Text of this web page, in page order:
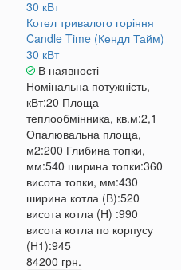
Котел тривалого горіння
Candle Time (Кендл Тайм)
30 кВт
В наявності
Номінальна потужність,
кВт:20 Площа
теплообмінника, кв.м:2,1
Опалювальна площа,
м2:200 Глибина топки,
мм:540 ширина топки:360
висота топки, мм:430
ширина котла (В):520
висота котла (Н) :990
висота котла по корпусу
(Н1):945
84200 грн.